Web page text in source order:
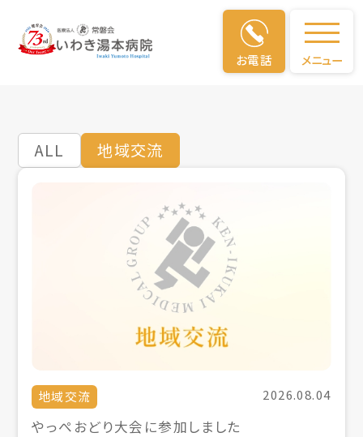
お電話 メニュー
地域交流
ALL 地域交流
地域交流 2026.08.04
やっぺおどり大会に参加しました